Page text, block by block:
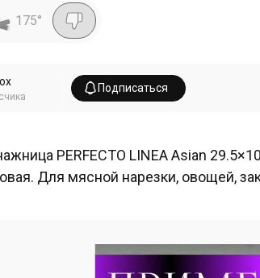
175°
Подписаться
PERFECTO LINEA Asian
Для мясной нарезки, овощей,